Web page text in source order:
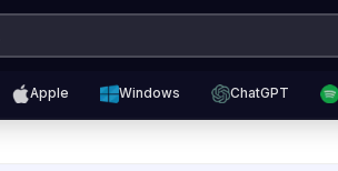
Apple Windows ChatGPT